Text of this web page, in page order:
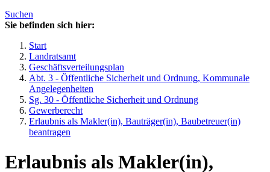
Suchen
Sie befinden sich hier:
Start
Landratsamt
Geschäftsverteilungsplan
Abt. 3 - Öffentliche Sicherheit und Ordnung, Kommunale
Angelegenheiten
Sg. 30 - Öffentliche Sicherheit und Ordnung
Gewerberecht
Erlaubnis als Makler(in), Bauträger(in), Baubetreuer(in)
beantragen
Erlaubnis als Makler(in),